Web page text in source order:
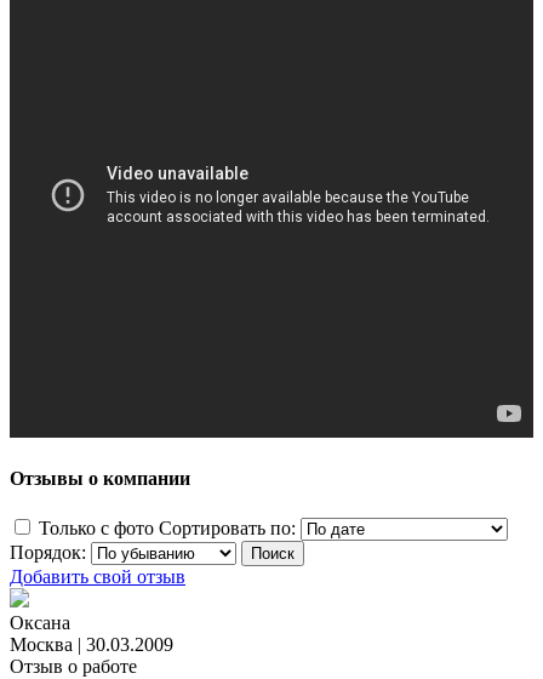
Отзывы о компании
Только с фото Сортировать по:
Порядок:
Добавить свой отзыв
Оксана
Москва | 30.03.2009
Отзыв о работе